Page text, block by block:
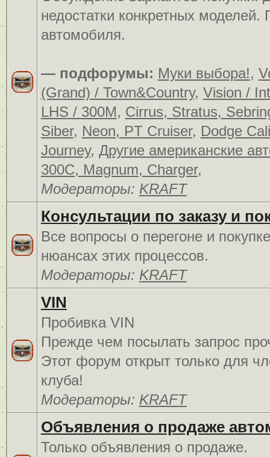
недостатки конкретных
автомобиля.
— подфорумы: Муки выбора!,
(Grand) / Town&Country, Vision /
LHS / 300M, Cirrus, Stratus,
Siber, Neon, PT Cruiser, Dodge
Journey, Другие американские
300C, Magnum, Charger,
Модераторы: KRAFT
Консультации по заказу и
Все вопросы о перегоне и
нюансах этих процессов.
Модераторы: KRAFT
VIN
Пробивка VIN
Прежде чем посылать запрос
Этот форум открыт только для
клуба!
Модераторы: KRAFT
Объявления о продаже
Только объявления о продаже.